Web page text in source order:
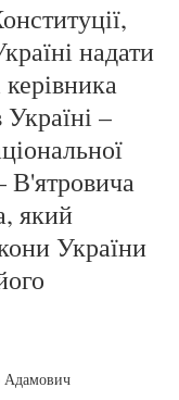
надати
–
В'ятровича
який
України
Адамович